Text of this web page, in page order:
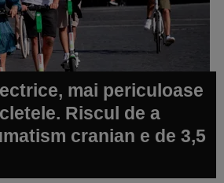
mai periculoase
Riscul de a
cranian e de 3,5